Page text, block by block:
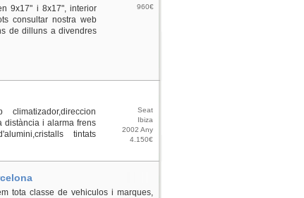
9x17" i 8x17", interior
consultar nostra web
de dilluns a divendres
960€
distància i alarma frens
tintats
Seat
Ibiza
2002 Any
4.150€
tota classe de vehiculos i marques,